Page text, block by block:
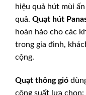
hiệu quả hút mùi
quả. Quạt hút
hoàn hảo cho các
trong gia đình,
cộng.
Quạt thông gió
công suất lựa chọn: